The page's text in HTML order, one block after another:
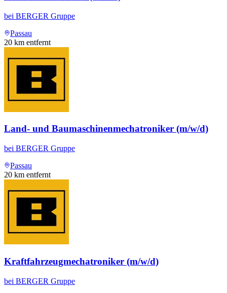
bei BERGER Gruppe
Passau
20 km entfernt
Land- und Baumaschinenmechatroniker (m/w/d)
bei BERGER Gruppe
Passau
20 km entfernt
Kraftfahrzeugmechatroniker (m/w/d)
bei BERGER Gruppe